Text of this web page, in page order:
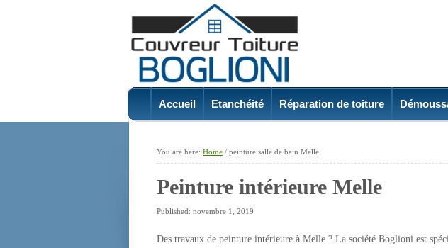
Accueil Etanchéité Réparation de toiture
You are here: Home / peinture salle de bain Melle
Peinture intérieure Melle
Published: novembre 1, 2019
Des travaux de peinture intérieure à Melle ? La société Boglioni est